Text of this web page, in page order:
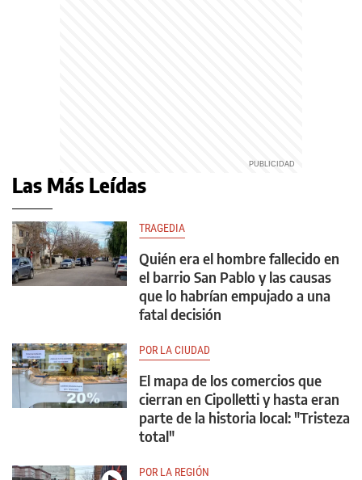
Las Más Leídas
TRAGEDIA
Quién era el hombre fallecido en
el barrio San Pablo y las causas
que lo habrían empujado a una
fatal decisión
POR LA CIUDAD
El mapa de los comercios que
cierran en Cipolletti y hasta eran
parte de la historia local: "Tristeza
total"
POR LA REGIÓN